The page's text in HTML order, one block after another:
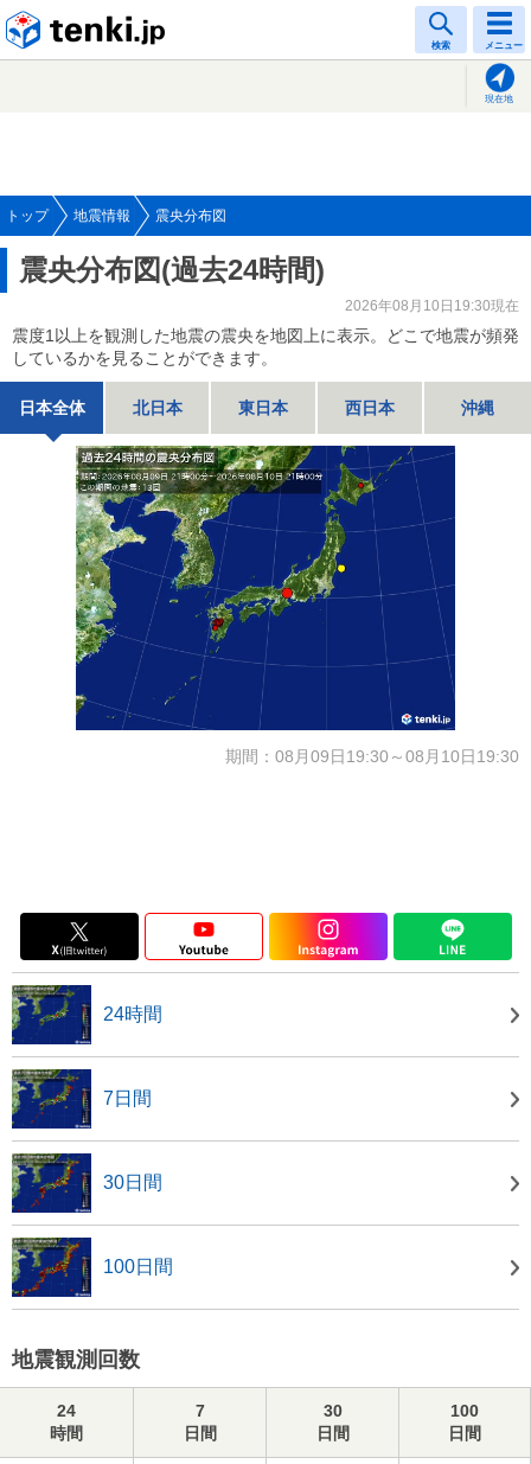
検索 メニュー
現在地
トップ 地震情報 震央分布図
震央分布図(過去24時間)
2026年08月10日19:30現在
震度1以上を観測した地震の震央を地図上に表示。どこで地震が頻発
しているかを見ることができます。
日本全体 北日本 東日本 西日本 沖縄
期間：08月09日19:30～08月10日19:30
24時間
7日間
30日間
100日間
地震観測回数
24
時間
7
日間
30
日間
100
日間